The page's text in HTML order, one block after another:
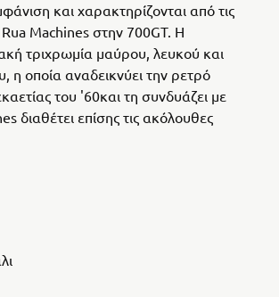
και χαρακτηρίζονται από τις
Machines στην 700GT. Η
τριχρωμία μαύρου, λευκού και
οποία αναδεικνύει την ρετρό
του '60και τη συνδυάζει με
διαθέτει επίσης τις ακόλουθες